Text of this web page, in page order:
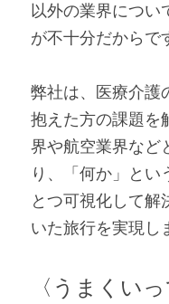
以外の業界につい
が不十分だからで
弊社は、医療介護
抱えた方の課題を
界や航空業界など
り、「何か」と
とつ可視化して
いた旅行を実現し
〈うまくい